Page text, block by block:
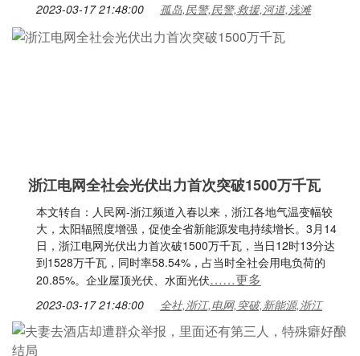
2023-03-17 21:48:00 孤岛,民警,民警,救援,河道,浅滩
浙江电网全社会光伏出力首次突破1500万千瓦
本文转自：人民网-浙江频道入春以来，浙江各地气温变幅较
大，太阳辐照度增强，促使全省新能源发电持续增长。3月14
日，浙江电网光伏出力首次破1500万千瓦，当日12时13分达
到1528万千瓦，同时率58.54%，占当时全社会用电负荷的
20.85%。企业屋顶光伏、水面光伏……更多
2023-03-17 21:48:00 全社,浙江,电网,突破,新能源,浙江